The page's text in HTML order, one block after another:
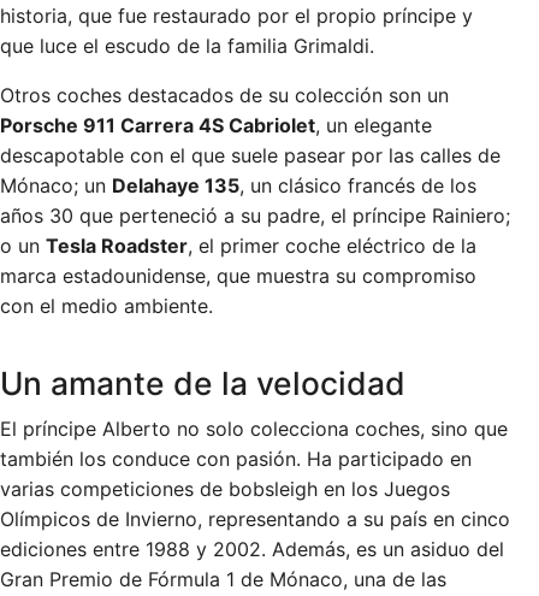
historia, que fue restaurado por el propio príncipe y
que luce el escudo de la familia Grimaldi.
Otros coches destacados de su colección son un
Porsche 911 Carrera 4S Cabriolet, un elegante
descapotable con el que suele pasear por las calles de
Mónaco; un Delahaye 135, un clásico francés de los
años 30 que perteneció a su padre, el príncipe Rainiero;
o un Tesla Roadster, el primer coche eléctrico de la
marca estadounidense, que muestra su compromiso
con el medio ambiente.
Un amante de la velocidad
El príncipe Alberto no solo colecciona coches, sino que
también los conduce con pasión. Ha participado en
varias competiciones de bobsleigh en los Juegos
Olímpicos de Invierno, representando a su país en cinco
ediciones entre 1988 y 2002. Además, es un asiduo del
Gran Premio de Fórmula 1 de Mónaco, una de las